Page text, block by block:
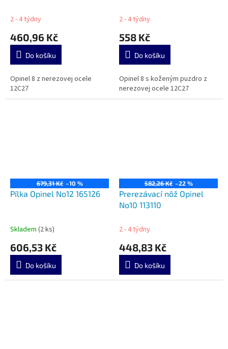
2 - 4 týdny
460,96 Kč
Do košíku
Opinel 8 z nerezovej ocele
12C27
2 - 4 týdny
558 Kč
Do košíku
Opinel 8 s koženým puzdro z
nerezovej ocele 12C27
679,31 Kč –10 %
Pílka Opinel No12 165126
Skladem (2 ks)
606,53 Kč
Do košíku
582,26 Kč –22 %
Prerezávací nôž Opinel
No10 113110
2 - 4 týdny
448,83 Kč
Do košíku